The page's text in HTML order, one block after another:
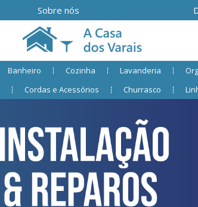
Sobre nós
Banheiro Cozinha Lavanderia
Cordas e Acessórios Churrasco